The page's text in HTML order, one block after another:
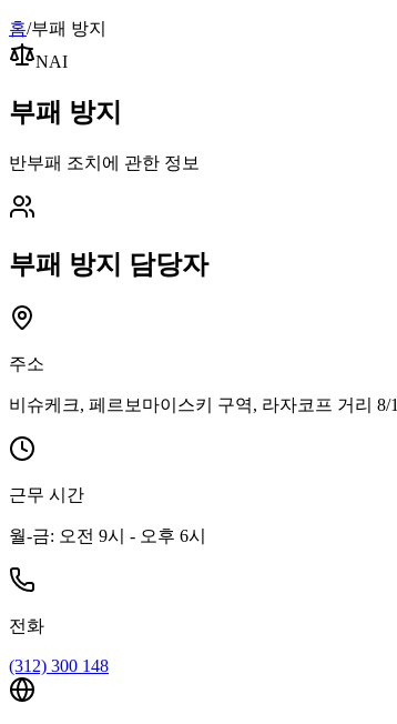
홈/부패 방지
NAI
부패 방지
반부패 조치에 관한 정보
부패 방지 담당자
주소
비슈케크, 페르보마이스키 구역, 라자코프 거리 8/1
근무 시간
월-금: 오전 9시 - 오후 6시
전화
(312) 300 148